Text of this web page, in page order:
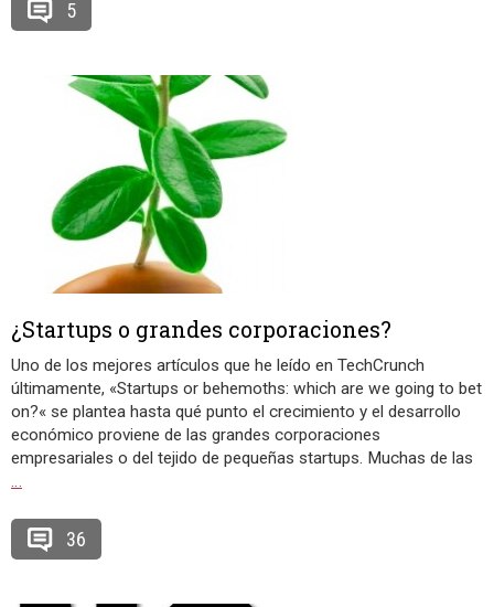
5
¿Startups o grandes corporaciones?
Uno de los mejores artículos que he leído en TechCrunch
últimamente, «Startups or behemoths: which are we going to bet
on?« se plantea hasta qué punto el crecimiento y el desarrollo
económico proviene de las grandes corporaciones
empresariales o del tejido de pequeñas startups. Muchas de las
…
36